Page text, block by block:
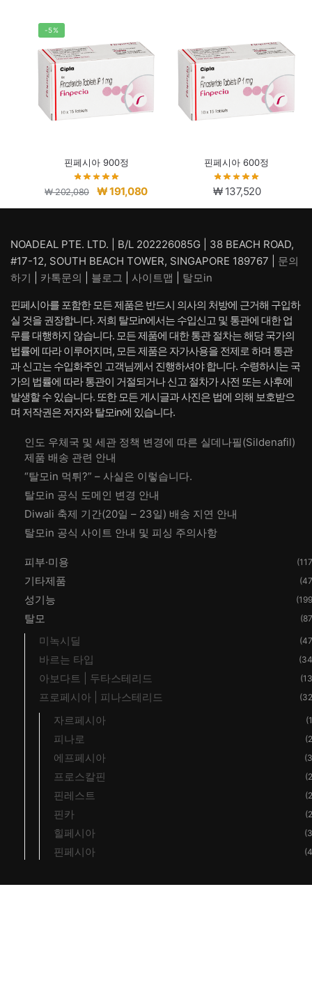
-5%
핀페시아 900정
₩202,080
원
래
격:
₩ 202,080.
₩191,080현
재
격:
₩ 191,080.
핀페시아 600정
₩137,520
NOADEAL PTE. LTD. | B/L 202226085G | 38 BEACH ROAD,
#17-12, SOUTH BEACH TOWER, SINGAPORE 189767 | 문의
하기
카톡문의 블로그 사이트맵 탈모in
핀페시아를 포함한 모든 제품은 반드시 의사의 처방에 근거해 구입하
실 것을 권장합니다. 저희 탈모in에서는 수입신고 및 통관에 대한 업
무를 대행하지 않습니다. 모든 제품에 대한 통관 절차는 해당 국가의
법률에 따라 이루어지며, 모든 제품은 자가사용을 전제로 하며 통관
과 신고는 수입화주인 고객님께서 진행하셔야 합니다. 수령하시는 국
가의 법률에 따라 통관이 거절되거나 신고 절차가 사전 또는 사후에
발생할 수 있습니다. 또한 모든 게시글과 사진은 법에 의해 보호받으
며 저작권은 저자와 탈모in에 있습니다.
인도 우체국 및 세관 정책 변경에 따른 실데나필(Sildenafil)
제품 배송 관련 안내
“탈모in 먹튀?” – 사실은 이렇습니다.
탈모in 공식 도메인 변경 안내
Diwali 축제 기간(20일 – 23일) 배송 지연 안내
탈모in 공식 사이트 안내 및 피싱 주의사항
피부·미용
기타제품
성기능
탈모
미녹시딜
바르는 타입
아보다트 | 두타스테리드
프로페시아 | 피나스테리드
자르페시아
피나로
에프페시아
프로스칼핀
핀레스트
핀카
힐페시아
핀페시아